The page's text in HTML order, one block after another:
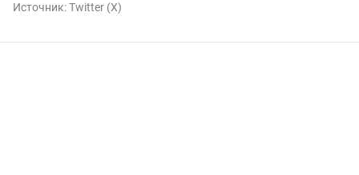
Источник:Twitter (X)